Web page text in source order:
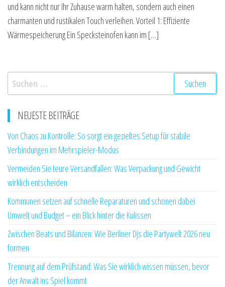
und kann nicht nur Ihr Zuhause warm halten, sondern auch einen
charmanten und rustikalen Touch verleihen. Vorteil 1: Effiziente
Wärmespeicherung Ein Specksteinofen kann im […]
Suchen
nach:
NEUESTE BEITRÄGE
Von Chaos zu Kontrolle: So sorgt ein gezieltes Setup für stabile
Verbindungen im Mehrspieler-Modus
Vermeiden Sie teure Versandfallen: Was Verpackung und Gewicht
wirklich entscheiden
Kommunen setzen auf schnelle Reparaturen und schonen dabei
Umwelt und Budget – ein Blick hinter die Kulissen
Zwischen Beats und Bilanzen: Wie Berliner DJs die Partywelt 2026 neu
formen
Trennung auf dem Prüfstand: Was Sie wirklich wissen müssen, bevor
der Anwalt ins Spiel kommt